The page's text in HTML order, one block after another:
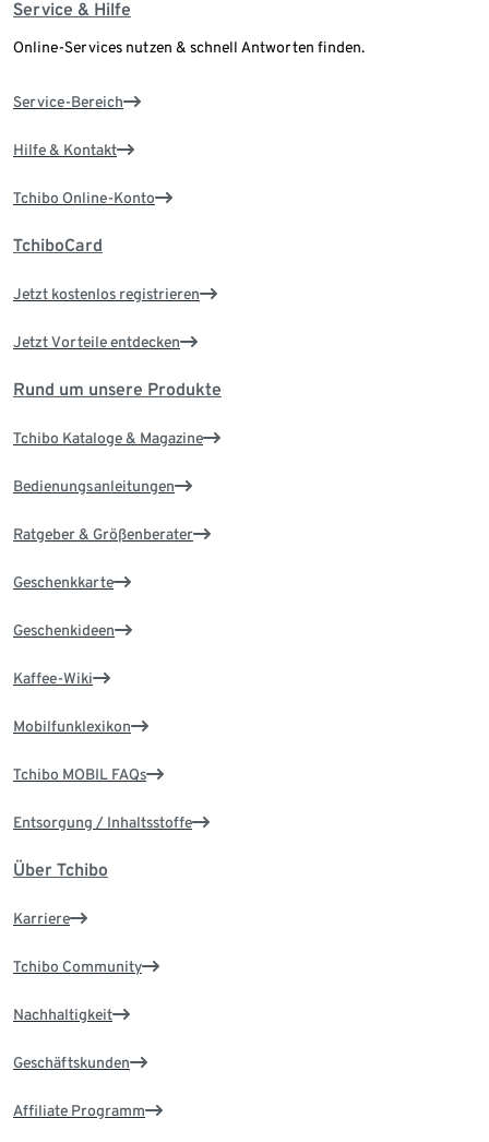
Service & Hilfe
Online-Services nutzen & schnell Antworten finden.
Service-Bereich
Hilfe & Kontakt
Tchibo Online-Konto
TchiboCard
Jetzt kostenlos registrieren
Jetzt Vorteile entdecken
Rund um unsere Produkte
Tchibo Kataloge & Magazine
Bedienungsanleitungen
Ratgeber & Größenberater
Geschenkkarte
Geschenkideen
Kaffee-Wiki
Mobilfunklexikon
Tchibo MOBIL FAQs
Entsorgung / Inhaltsstoffe
Über Tchibo
Karriere
Tchibo Community
Nachhaltigkeit
Geschäftskunden
Affiliate Programm